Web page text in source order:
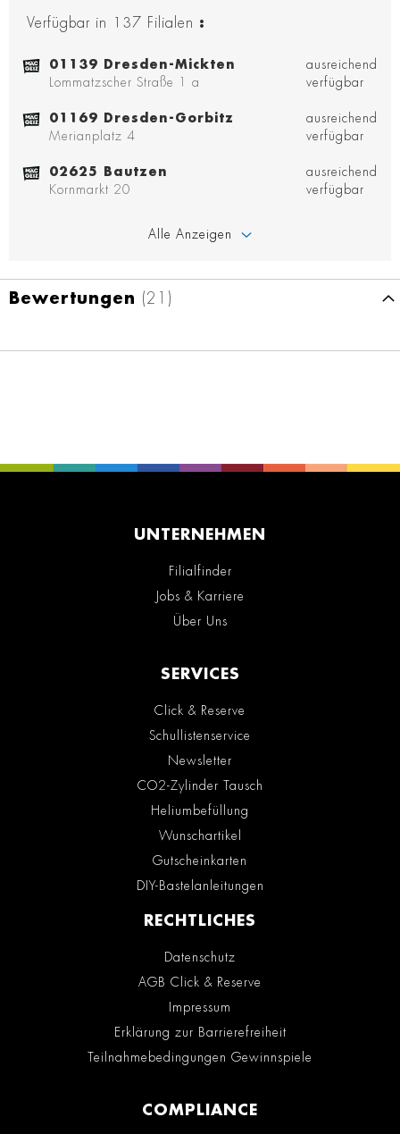
Verfügbar in 137 Filialen :
01139 Dresden-Mickten
Lommatzscher Straße 1 a
ausreichend
verfügbar
01169 Dresden-Gorbitz
Merianplatz 4
ausreichend
verfügbar
02625 Bautzen
Kornmarkt 20
ausreichend
verfügbar
Alle Anzeigen
Bewertungen 21
UNTERNEHMEN
Filialfinder
Jobs & Karriere
Über Uns
SERVICES
Click & Reserve
Schullistenservice
Newsletter
CO2-Zylinder Tausch
Heliumbefüllung
Wunschartikel
Gutscheinkarten
DIY-Bastelanleitungen
RECHTLICHES
Datenschutz
AGB Click & Reserve
Impressum
Erklärung zur Barrierefreiheit
Teilnahmebedingungen Gewinnspiele
COMPLIANCE